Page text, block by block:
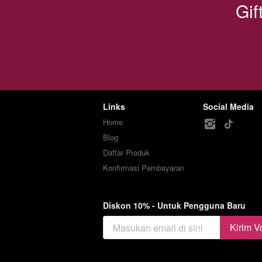
Links
Home
Blog
Daftar Produk
Konfirmasi Pembayaran
Social Media
Diskon 10% - Untuk Pengguna Baru
`Kirim